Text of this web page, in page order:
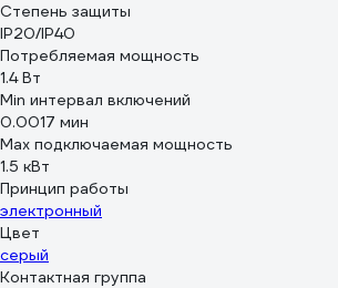
Степень защиты
IP20/IP40
Потребляемая мощность
1.4 Вт
Min интервал включений
0.0017 мин
Max подключаемая мощность
1.5 кВт
Принцип работы
электронный
Цвет
серый
Контактная группа